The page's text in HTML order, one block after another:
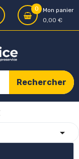
0
Mon panier
0,00 €
Rechercher
